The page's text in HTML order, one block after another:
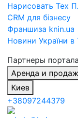
Нарисовать Тех
CRM для бізнесу
Франшиза knin.ua
Новини України в
Партнеры
Аренда и
Киев
+38097244379